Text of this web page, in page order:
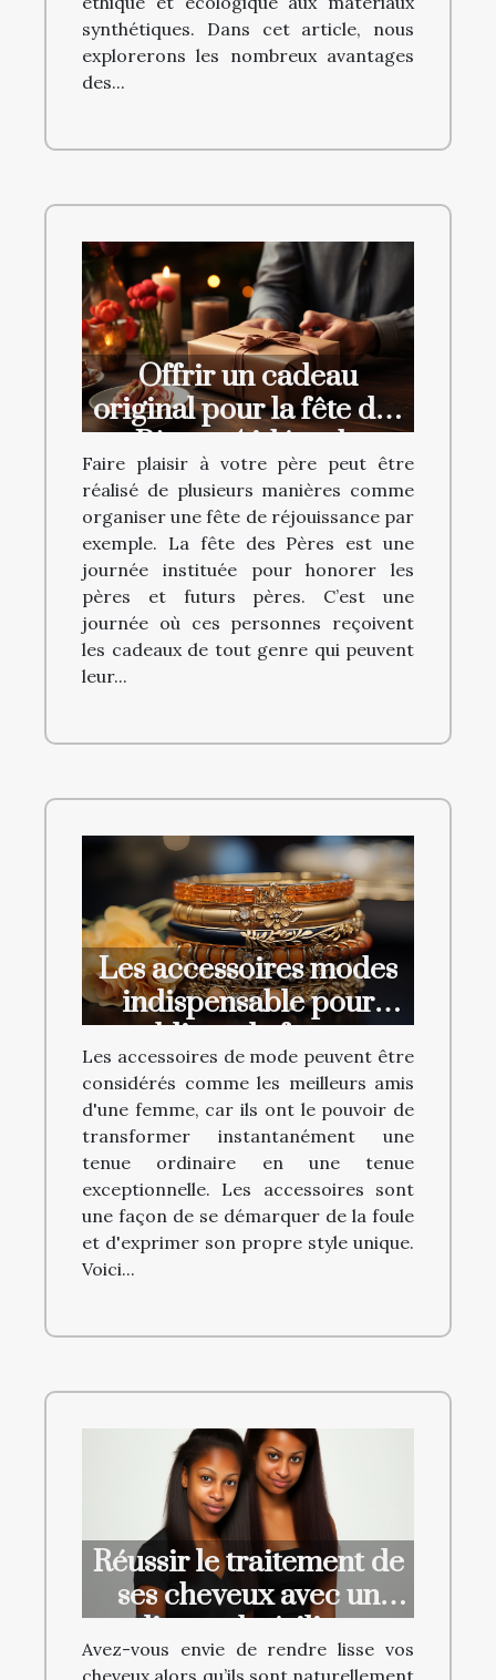
synthétiques. Dans cet article, nous
explorerons les nombreux avantages
des...
Offrir un cadeau
original pour la fête des
Pères : 4 idées de
cadeaux à choisir
absolument
Faire plaisir à votre père peut être
réalisé de plusieurs manières comme
organiser une fête de réjouissance par
exemple. La fête des Pères est une
journée instituée pour honorer les
pères et futurs pères. C’est une
journée où ces personnes reçoivent
les cadeaux de tout genre qui peuvent
leur...
Les accessoires modes
indispensable pour
sublimer la femme
Les accessoires de mode peuvent être
considérés comme les meilleurs amis
d'une femme, car ils ont le pouvoir de
transformer instantanément une
tenue ordinaire en une tenue
exceptionnelle. Les accessoires sont
une façon de se démarquer de la foule
et d'exprimer son propre style unique.
Voici...
Réussir le traitement de
ses cheveux avec un
lissage brésilien
Avez-vous envie de rendre lisse vos